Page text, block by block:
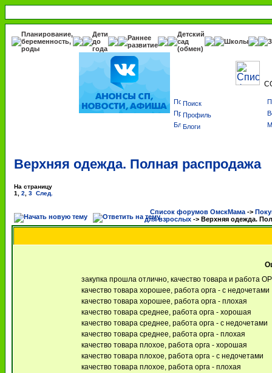
Планирование,
беременность,
роды
Дети
до
года
Раннее
развитие
Детский
сад
(обмен)
Школы
Поиск
Профиль
Блоги
Верхняя одежда. Полная распродажа
На страницу
1
2 3 След.
Список форумов ОмскМама ->
для взрослых -> Верхняя одежда.
закупка прошла отлично, качество товара и работа
качество товара хорошее, работа орга - с недочетами
качество товара хорошее, работа орга - плохая
качество товара среднее, работа орга - хорошая
качество товара среднее, работа орга - с недочетами
качество товара среднее, работа орга - плохая
качество товара плохое, работа орга - хорошая
качество товара плохое, работа орга - с недочетами
качество товара плохое, работа орга - плохая